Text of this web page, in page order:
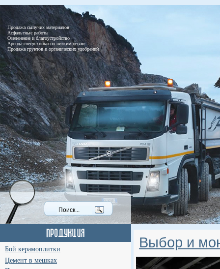
Продажа сыпучих материалов
Асфальтные работы
Озеленение и благоустройство
Аренда спецтехники по низким ценам
Продажа грунтов и органических удобрений
Бой керамоплитки
Цемент в мешках
Выбор и